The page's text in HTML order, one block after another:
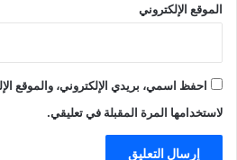
الموقع الإلكتروني
احفظ اسمي، بريدي الإلكتروني، والموقع
لاستخدامها المرة المقبلة في تعليقي.